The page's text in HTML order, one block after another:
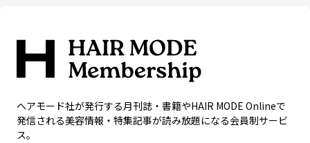
ヘアモード社が発行する月刊誌・書籍やHAIR MODE Onlineで
発信される美容情報・特集記事が読み放題になる会員制サービ
ス。